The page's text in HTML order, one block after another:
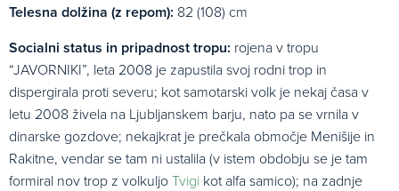
Telesna dolžina (z repom): 82 (108) cm
Socialni status in pripadnost tropu: rojena v tropu
“JAVORNIKI”, leta 2008 je zapustila svoj rodni trop in
dispergirala proti severu; kot samotarski volk je nekaj časa v
letu 2008 živela na Ljubljanskem barju, nato pa se vrnila v
dinarske gozdove; nekajkrat je prečkala območje Menišije in
Rakitne, vendar se tam ni ustalila (v istem obdobju se je tam
formiral nov trop z volkuljoTvigi kot alfa samico); na zadnje